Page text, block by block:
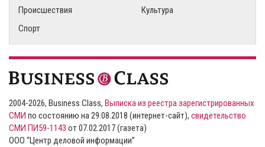
Происшествия
Культура
Спорт
2004-2026, Business Class, Выписка из реестра зарегистрированных
СМИ по состоянию на 29.08.2018 (интернет-сайт), свидетельство
СМИ ПИ59-1143 от 07.02.2017 (газета)
ООО “Центр деловой информации”